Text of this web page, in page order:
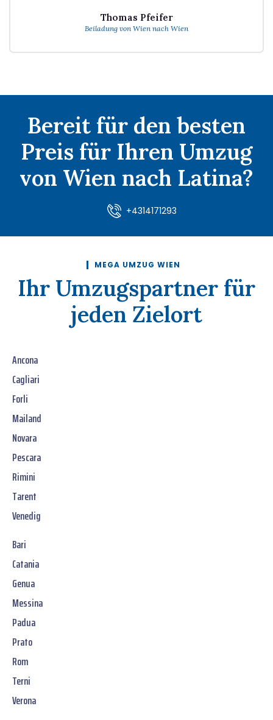
Thomas Pfeifer
Beiladung von Wien nach Wien
Bereit für den besten
Preis für Ihren Umzug
von Wien nach Latina?
+4314171293
MEGA UMZUG WIEN
Ihr Umzugspartner für
jeden Zielort
Ancona
Cagliari
Forli
Mailand
Novara
Pescara
Rimini
Tarent
Venedig
Bari
Catania
Genua
Messina
Padua
Prato
Rom
Terni
Verona